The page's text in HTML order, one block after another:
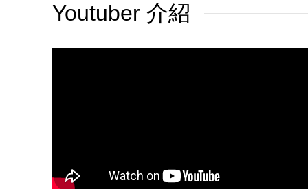
Youtuber 介紹